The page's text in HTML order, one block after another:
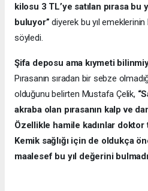
kilosu 3 TL’ye satılan pırasa bu
buluyor” diyerek bu yıl emeklerinin
söyledi.
Şifa deposu ama kıymeti
Pırasanın sıradan bir sebze
olduğunu belirten Mustafa Çelik,
akraba olan pırasanın kalp ve
Özellikle hamile kadınlar
Kemik sağlığı için de oldukça
maalesef bu yıl değerini